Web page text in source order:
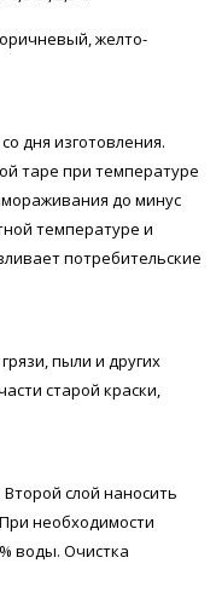
желто-
дня изготовления.
таре при температуре
до минус
температуре и
потребительские
пыли и других
старой краски,
слой наносить
необходимости
воды. Очистка